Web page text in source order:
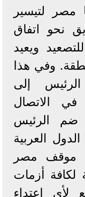
مصر لتيسير
نحو اتفاق
ويعيد
وفي هذا
إلى
في الاتصال
ضم الرئيس
العربية
موقف مصر
لكافة أزمات
لأي اعتداء